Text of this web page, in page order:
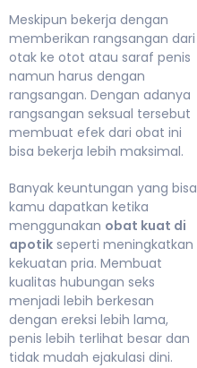
Meskipun bekerja dengan
memberikan rangsangan dari
otak ke otot atau saraf penis
namun harus dengan
rangsangan. Dengan adanya
rangsangan seksual tersebut
membuat efek dari obat ini
bisa bekerja lebih maksimal.
Banyak keuntungan yang bisa
kamu dapatkan ketika
menggunakan obat kuat di
apotik seperti meningkatkan
kekuatan pria. Membuat
kualitas hubungan seks
menjadi lebih berkesan
dengan ereksi lebih lama,
penis lebih terlihat besar dan
tidak mudah ejakulasi dini.